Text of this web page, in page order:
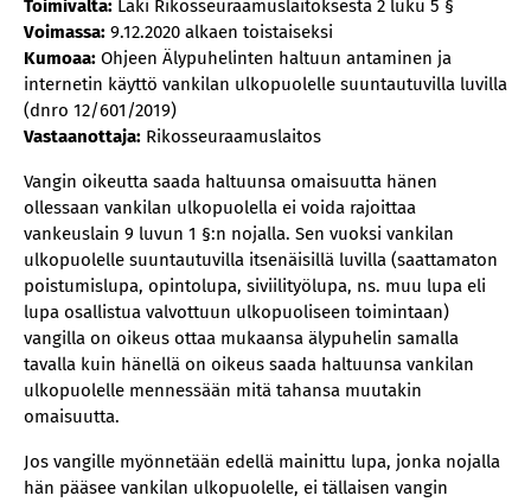
Toimivalta: Laki Rikosseuraamuslaitoksesta 2 luku 5 §
Voimassa: 9.12.2020 alkaen toistaiseksi
Kumoaa: Ohjeen Älypuhelinten haltuun antaminen ja
internetin käyttö vankilan ulkopuolelle suuntautuvilla luvilla
(dnro 12/601/2019)
Vastaanottaja: Rikosseuraamuslaitos
Vangin oikeutta saada haltuunsa omaisuutta hänen
ollessaan vankilan ulkopuolella ei voida rajoittaa
vankeuslain 9 luvun 1 §:n nojalla. Sen vuoksi vankilan
ulkopuolelle suuntautuvilla itsenäisillä luvilla (saattamaton
poistumislupa, opintolupa, siviilityölupa, ns. muu lupa eli
lupa osallistua valvottuun ulkopuoliseen toimintaan)
vangilla on oikeus ottaa mukaansa älypuhelin samalla
tavalla kuin hänellä on oikeus saada haltuunsa vankilan
ulkopuolelle mennessään mitä tahansa muutakin
omaisuutta.
Jos vangille myönnetään edellä mainittu lupa, jonka nojalla
hän pääsee vankilan ulkopuolelle, ei tällaisen vangin